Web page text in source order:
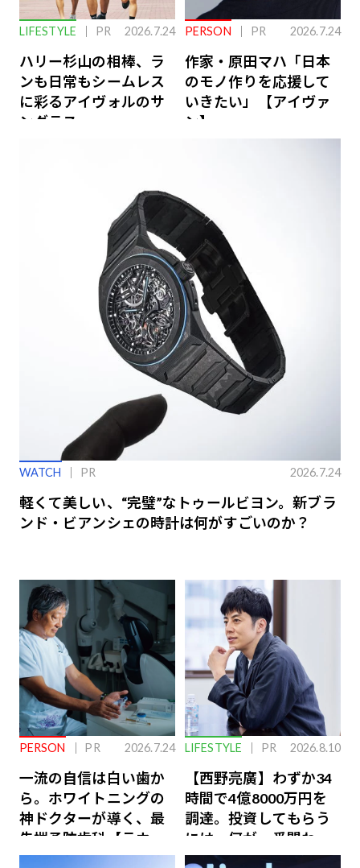
LIFESTYLE PR 2026.7.24
ハリー杉山の相棒、ラ
ンも日常もシームレス
に彩るアイヴォルのサ
ングラス
PERSON PR 2026.7.24
作家・原田マハ「日本
のモノ作りを応援して
いきたい」【アイヴァ
ン】
WATCH PR 2026.7.24
軽くて美しい、“完璧”なトゥールビヨン。新ブラ
ンド・ビアンシェの時計は何がすごいのか？
PERSON PR 2026.7.24
一流の自信は白い歯か
ら。ホワイトニングの
神ドクターが導く、最
先端予防歯科【ラウン
ジ会員特典あり】
LIFESTYLE PR 2026.8.10
【西野亮廣】わずか34
時間で4億8000万円を
調達。投資してもらう
には、何が一番問われ
るのか